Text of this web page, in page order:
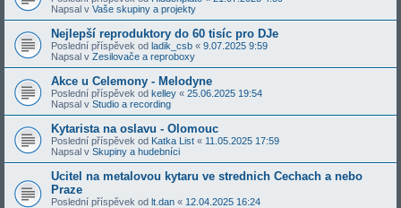
Napsal v Vaše skupiny a projekty
Nejlepší reproduktory do 60 tisíc pro DJe
Poslední příspěvek od ladik_csb « 9.07.2025 9:59
Napsal v Zesilovače a reproboxy
Akce u Celemony - Melodyne
Poslední příspěvek od kelley « 25.06.2025 19:54
Napsal v Studio a recording
Kytarista na oslavu - Olomouc
Poslední příspěvek od Katka List « 11.05.2025 17:59
Napsal v Skupiny a hudebníci
Ucitel na metalovou kytaru ve strednich Cechach a nebo
Praze
Poslední příspěvek od lt.dan « 12.04.2025 16:24